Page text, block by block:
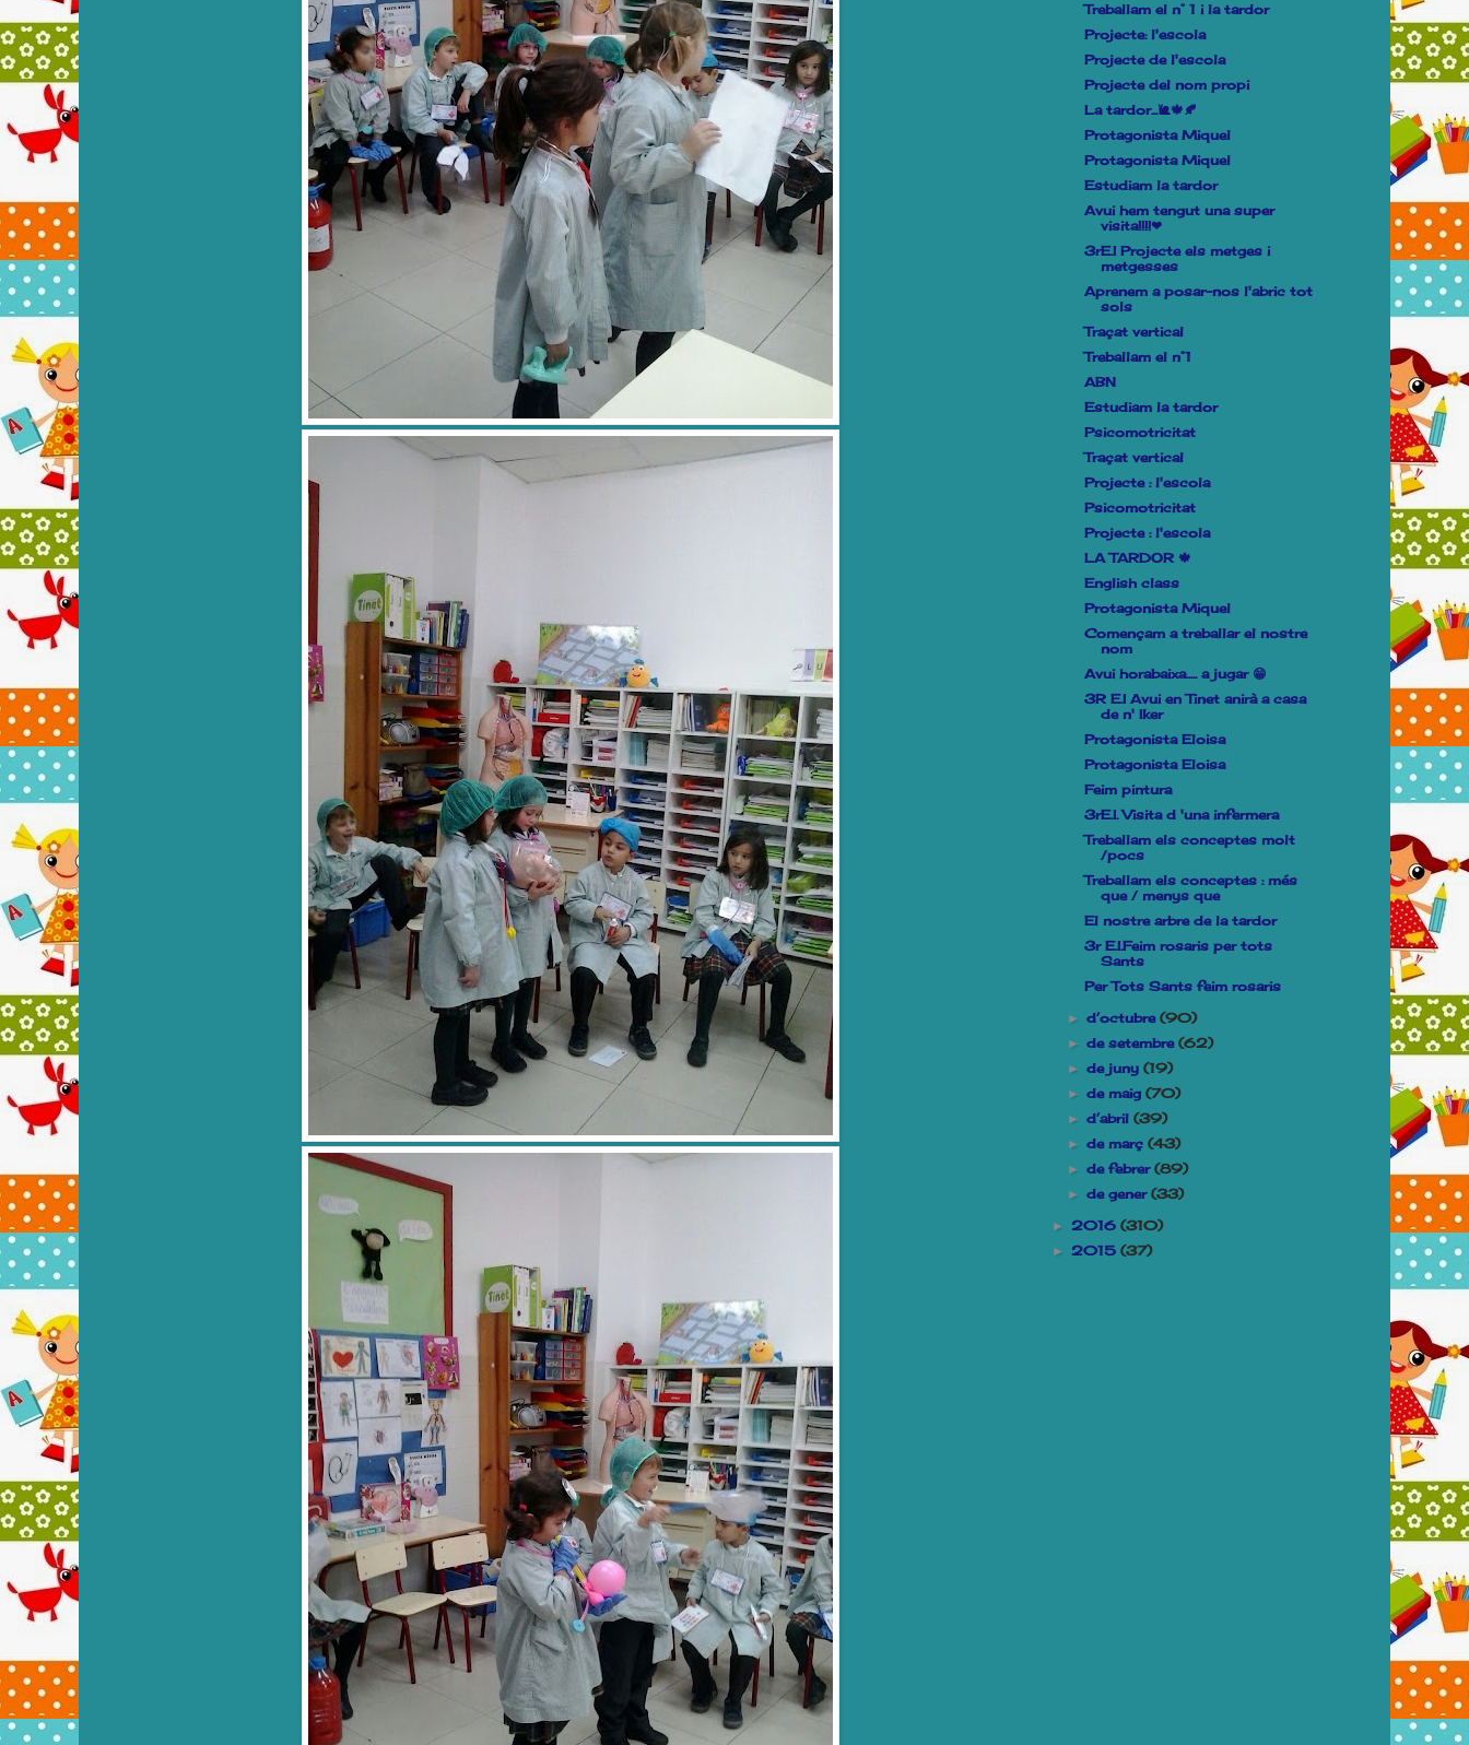
Treballam el n° 1 i la tardor
Projecte: l'escola
Projecte de l'escola
Projecte del nom propi
La tardor...🐌🍁🍂
Protagonista Miquel
Protagonista Miquel
Estudiam la tardor
Avui hem tengut una super
visita!!!!❤
3rE.I Projecte els metges i
metgesses
Aprenem a posar-nos l'abric tot
sols
Traçat vertical
Treballam el n°1
ABN
Estudiam la tardor
Psicomotricitat
Traçat vertical
Projecte : l'escola
Psicomotricitat
Projecte : l'escola
LA TARDOR 🍁
English class
Protagonista Miquel
Començam a treballar el nostre
nom
Avui horabaixa..... a jugar 😁
3R E.I Avui en Tinet anirà a casa
de n' Iker
Protagonista Eloisa
Protagonista Eloisa
Feim pintura
3rE.I. Visita d 'una infermera
Treballam els conceptes molt
/pocs
Treballam els conceptes : més
que / menys que
El nostre arbre de la tardor
3r E.I.Feim rosaris per tots
Sants
Per Tots Sants feim rosaris
►d’octubre(90)
►de setembre(62)
►de juny(19)
►de maig(70)
►d’abril(39)
►de març(43)
►de febrer(89)
►de gener(33)
► 2016 (310)
► 2015 (37)